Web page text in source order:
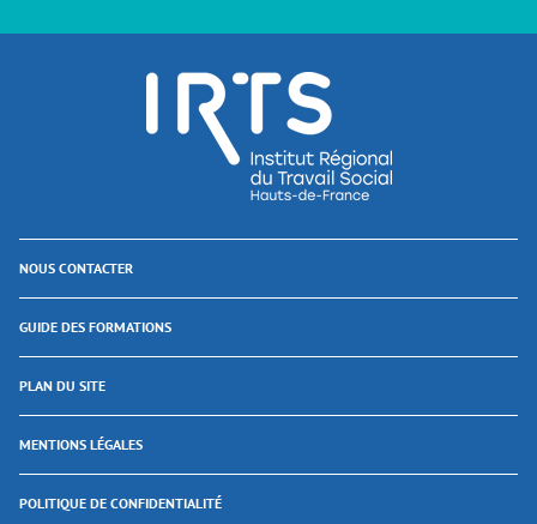
NOUS CONTACTER
GUIDE DES FORMATIONS
PLAN DU SITE
MENTIONS LÉGALES
POLITIQUE DE CONFIDENTIALITÉ